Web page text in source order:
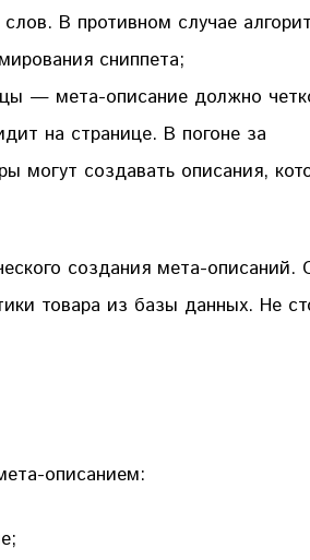
В противном случае
сниппета;
— мета-описание должно
на странице. В погоне за
могут создавать описания,
создания мета-описаний.
товара из базы данных. Не
описанием: